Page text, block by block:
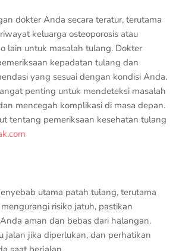
dokter Anda secara teratur, terutama
keluarga osteoporosis atau
lain untuk masalah tulang. Dokter
kepadatan tulang dan
yang sesuai dengan kondisi Anda.
penting untuk mendeteksi masalah
mencegah komplikasi di masa depan.
tentang pemeriksaan kesehatan tulang
utama patah tulang, terutama
risiko jatuh, pastikan
aman dan bebas dari halangan.
jalan jika diperlukan, dan perhatikan